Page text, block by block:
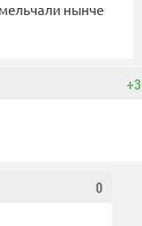
нынче
+3
0